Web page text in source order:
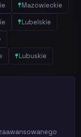
Mazowieckie
Lubelskie
Lubuskie